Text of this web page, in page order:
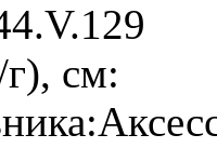
см: